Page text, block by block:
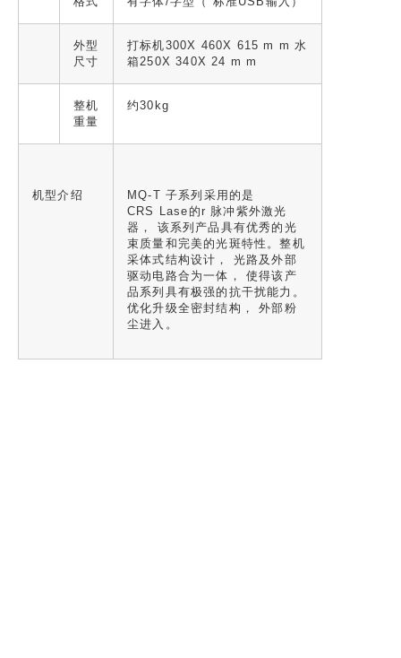
外型
尺寸
打标机300X 460X 615 m m 水
箱250X 340X 24 m m
整机
重量
约30kg
机型介绍
MQ-T 子系列采用的是
CRS Lase的r 脉冲紫外激光
器， 该系列产品具有优秀的光
束质量和完美的光斑特性。整机
采体式结构设计， 光路及外部
驱动电路合为一体， 使得该产
品系列具有极强的抗干扰能力。
优化升级全密封结构， 外部粉
尘进入。